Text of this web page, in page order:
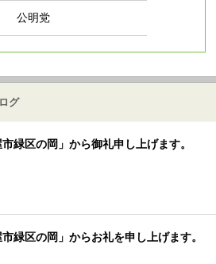
公明党
グ
市緑区の岡」から御礼申し上げます。
市緑区の岡」からお礼を申し上げます。